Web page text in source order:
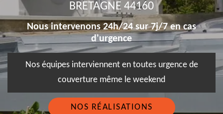
BRETAGNE 44160
Nous intervenons 24h/24 sur 7j/7 en cas
d'urgence
Nos équipes interviennent en toutes urgence de
couverture même le weekend
NOS RÉALISATIONS